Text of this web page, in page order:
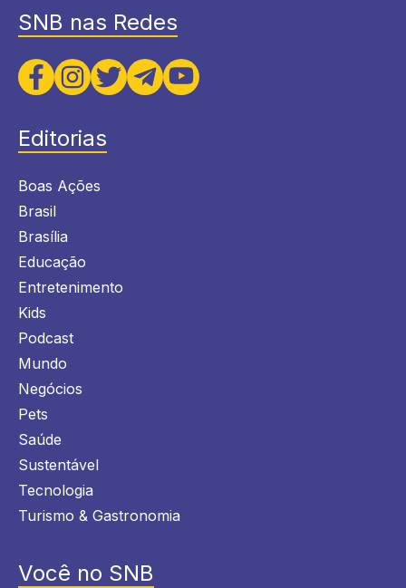
SNB nas Redes
Editorias
Boas Ações
Brasil
Brasília
Educação
Entretenimento
Kids
Podcast
Mundo
Negócios
Pets
Saúde
Sustentável
Tecnologia
Turismo & Gastronomia
Você no SNB